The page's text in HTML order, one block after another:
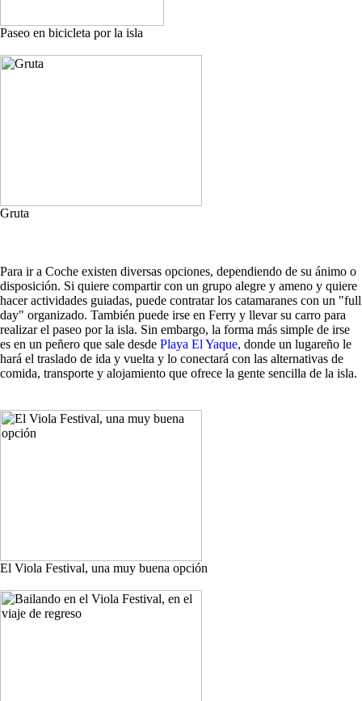
Paseo en bicicleta por la isla
Gruta
Para ir a Coche existen diversas opciones, dependiendo de su ánimo o
disposición. Si quiere compartir con un grupo alegre y ameno y quiere
hacer actividades guiadas, puede contratar los catamaranes con un "full
day" organizado. También puede irse en Ferry y llevar su carro para
realizar el paseo por la isla. Sin embargo, la forma más simple de irse
es en un peñero que sale desde Playa El Yaque, donde un lugareño le
hará el traslado de ida y vuelta y lo conectará con las alternativas de
comida, transporte y alojamiento que ofrece la gente sencilla de la isla.
El Viola Festival, una muy buena opción